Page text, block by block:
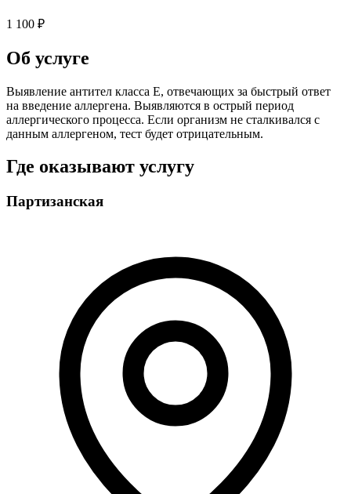
1 100 ₽
Об услуге
Выявление антител класса Е, отвечающих за быстрый ответ
на введение аллергена. Выявляются в острый период
аллергического процесса. Если организм не сталкивался с
данным аллергеном, тест будет отрицательным.
Где оказывают услугу
Партизанская